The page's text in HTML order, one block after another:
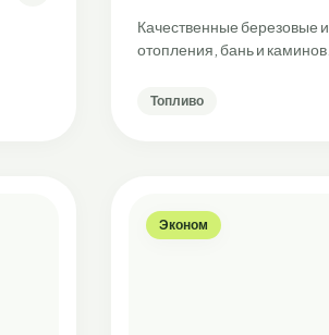
Качественные березовые
отопления, бань и каминов.
Топливо
Эконом